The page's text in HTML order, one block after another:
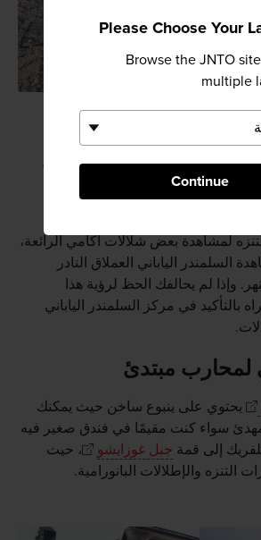
Please Choose Your
Browse the JNTO
multiple
Continue
المنعزلة إلى الجنوب حيث توجد
يمكنك الانضمام إلى دورة تدريبية
المنطقة حيث كان النينجا يمارسون
لمشاهدة بعض شلالات أكامي الرائعة،
السلمندر الياباني العملاق النادر
وإذا لم يحالفك الحظ لرؤية هذا
بالتأكيد في مركز السلمندر الياباني
لمحارب مبتدئ
يحتوي على ينبوع ساخن حيث يمكنك
سواء كنت مقيمًا في فندق صغير فيه
إلى قمة جبل غوزايشو
، حيث
التنزه والإطلالات البانورامية.